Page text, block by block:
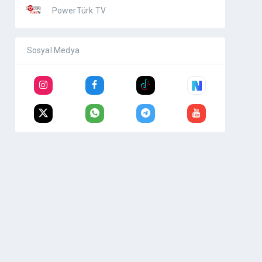
PowerTürk TV
Sosyal Medya